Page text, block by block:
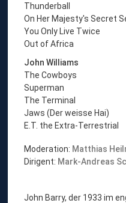
Thunderball
On Her Majesty's Secret
You Only Live Twice
Out of Africa
John Williams
The Cowboys
Superman
The Terminal
Jaws (Der weisse Hai)
E.T. the Extra-Terrestrial
Moderation: Matthias
Dirigent: Mark-Andreas
John Barry, der 1933 im